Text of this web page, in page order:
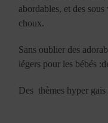
abordables, et des
choux.
Sans oublier des
légers pour les bébés
Des thèmes hyper gais